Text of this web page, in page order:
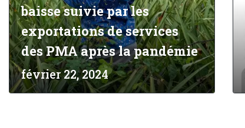
baisse suivie par les
exportations de services
des PMA après la pandémie
février 22, 2024